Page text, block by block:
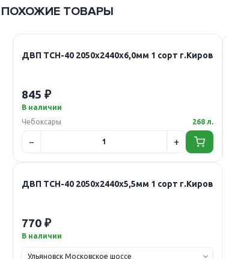
ПОХОЖИЕ ТОВАРЫ
ДВП ТСН-40 2050х2440х6,0мм 1 сорт г.Киров
845 ₽
В наличии
Чебоксары
268 л.
ДВП ТСН-40 2050х2440х5,5мм 1 сорт г.Киров
770 ₽
В наличии